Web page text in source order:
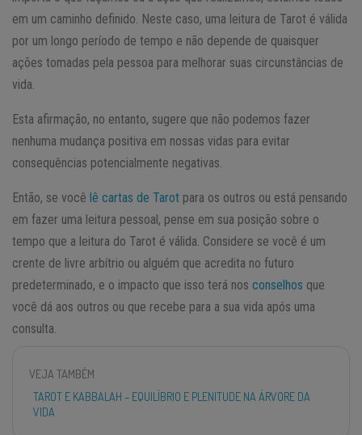
em um caminho definido. Neste caso, uma leitura de Tarot é válida
por um longo período de tempo e não depende de quaisquer
ações tomadas pela pessoa para melhorar suas circunstâncias de
vida.
Esta afirmação, no entanto, sugere que não podemos fazer
nenhuma mudança positiva em nossas vidas para evitar
consequências potencialmente negativas.
Então, se você lê cartas de Tarot para os outros ou está pensando
em fazer uma leitura pessoal, pense em sua posição sobre o
tempo que a leitura do Tarot é válida. Considere se você é um
crente de livre arbítrio ou alguém que acredita no futuro
predeterminado, e o impacto que isso terá nos conselhos que
você dá aos outros ou que recebe para a sua vida após uma
consulta.
VEJA TAMBÉM
TAROT E KABBALAH – EQUILÍBRIO E PLENITUDE NA ÁRVORE DA
VIDA